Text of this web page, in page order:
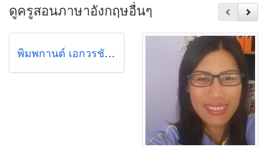
ดูครูสอนภาษาอังกฤษอื่นๆ
พิมพกานต์ เอกวรชัย (พิมพ์)